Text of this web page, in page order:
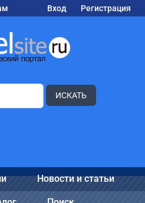
Вход Регистрация
ИСКАТЬ
Новости и статьи